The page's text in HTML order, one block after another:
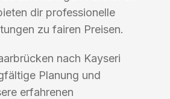
dir professionelle
zu fairen Preisen.
nach Kayseri
Planung und
erfahrenen